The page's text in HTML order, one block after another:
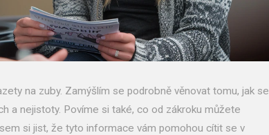
na zuby. Zamýšlím se podrobně věnovat tomu, jak se
a nejistoty. Povíme si také, co od zákroku můžete
si jist, že tyto informace vám pomohou cítit se v